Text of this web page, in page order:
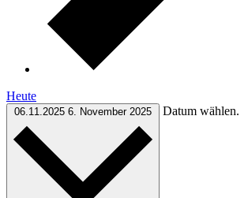
Heute
06.11.2025 6. November 2025 Datum wählen.